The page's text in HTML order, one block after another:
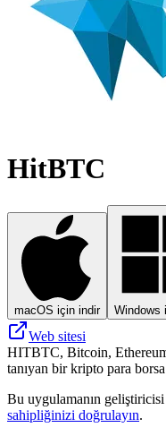
HitBTC
macOS için indir Windows
Web sitesi
HITBTC, Bitcoin,
tanıyan bir kripto para borsa
Bu uygulamanın
sahipliğinizi doğrulayın.